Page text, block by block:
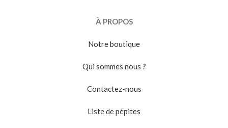
À PROPOS
Notre boutique
Qui sommes nous ?
Contactez-nous
Liste de pépites